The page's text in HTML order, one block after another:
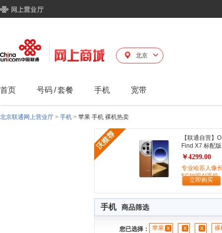
北京
首页 号码/套餐 手机 宽带
北京联通网上营业厅 > 手机 > 苹果 手机 裸机热卖
【联通自营】
Find X7 标配版
￥4299.00
专业哈苏人像
5G拍照AI手机
立即购买
手机 商品筛选
您已选择： 苹果 裸